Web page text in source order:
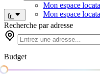
Mon espace
Mon espace
fr
Recherche par adresse
Budget